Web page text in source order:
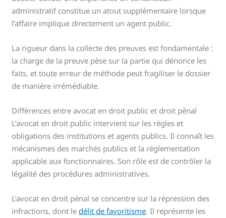
administratif constitue un atout supplémentaire lorsque
l’affaire implique directement un agent public.
La rigueur dans la collecte des preuves est fondamentale :
la charge de la preuve pèse sur la partie qui dénonce les
faits, et toute erreur de méthode peut fragiliser le dossier
de manière irrémédiable.
Différences entre avocat en droit public et droit pénal
L’avocat en droit public intervient sur les règles et
obligations des institutions et agents publics. Il connaît les
mécanismes des marchés publics et la réglementation
applicable aux fonctionnaires. Son rôle est de contrôler la
légalité des procédures administratives.
L’avocat en droit pénal se concentre sur la répression des
infractions, dont ledélit de favoritisme. Il représente les